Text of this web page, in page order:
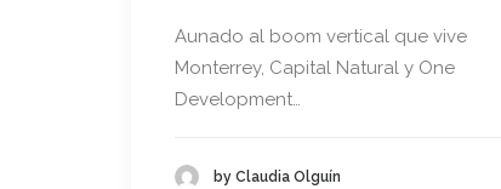
Aunado al boom vertical que vive
Monterrey, Capital Natural y One
Development…
by Claudia Olguín